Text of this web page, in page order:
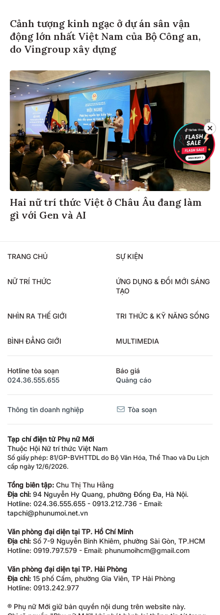
Cảnh tượng kinh ngạc ở dự án sân vận
động lớn nhất Việt Nam của Bộ Công an,
do Vingroup xây dựng
Hai nữ trí thức Việt ở Châu Âu đang làm
gì với Gen và AI
TRANG CHỦ SỰ KIỆN
NỮ TRÍ THỨC
ỨNG DỤNG & ĐỔI MỚI SÁNG
TẠO
NHÌN RA THẾ GIỚI TRI THỨC & KỸ NĂNG SỐNG
BÌNH ĐẲNG GIỚI MULTIMEDIA
Hotline tòa soạn
024.36.555.655
Báo giá
Quảng cáo
Thông tin doanh nghiệp Tòa soạn
Tạp chí điện tử Phụ nữ Mới
Thuộc Hội Nữ trí thức Việt Nam
Số giấy phép: 81/GP-BVHTTDL do Bộ Văn Hóa, Thể Thao và Du Lịch
cấp ngày 12/6/2026.
Tổng biên tập: Chu Thị Thu Hằng
Địa chỉ: 94 Nguyễn Hy Quang, phường Đống Đa, Hà Nội.
Hotline: 024.36.555.655 - 0913.212.736 - Email:
tapchi@phunumoi.net.vn
Văn phòng đại diện tại TP. Hồ Chí Minh
Địa chỉ: Số 7-9 Nguyễn Bỉnh Khiêm, phường Sài Gòn, TP.HCM
Hotline: 0919.797.579 - Email: phunumoihcm@gmail.com
Văn phòng đại diện tại TP. Hải Phòng
Địa chỉ: 15 phố Cấm, phường Gia Viên, TP Hải Phòng
Hotline: 0913.242.977
® Phụ nữ Mới giữ bản quyền nội dung trên website này.
✕